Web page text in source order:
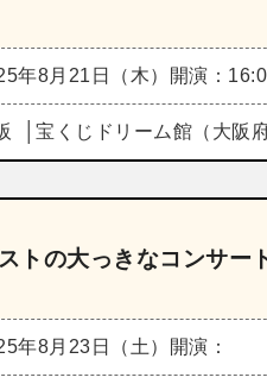
年8月21日（木） 開演：
宝くじドリーム館（大阪
トの大っきなコンサー
年8月23日（土） 開演：